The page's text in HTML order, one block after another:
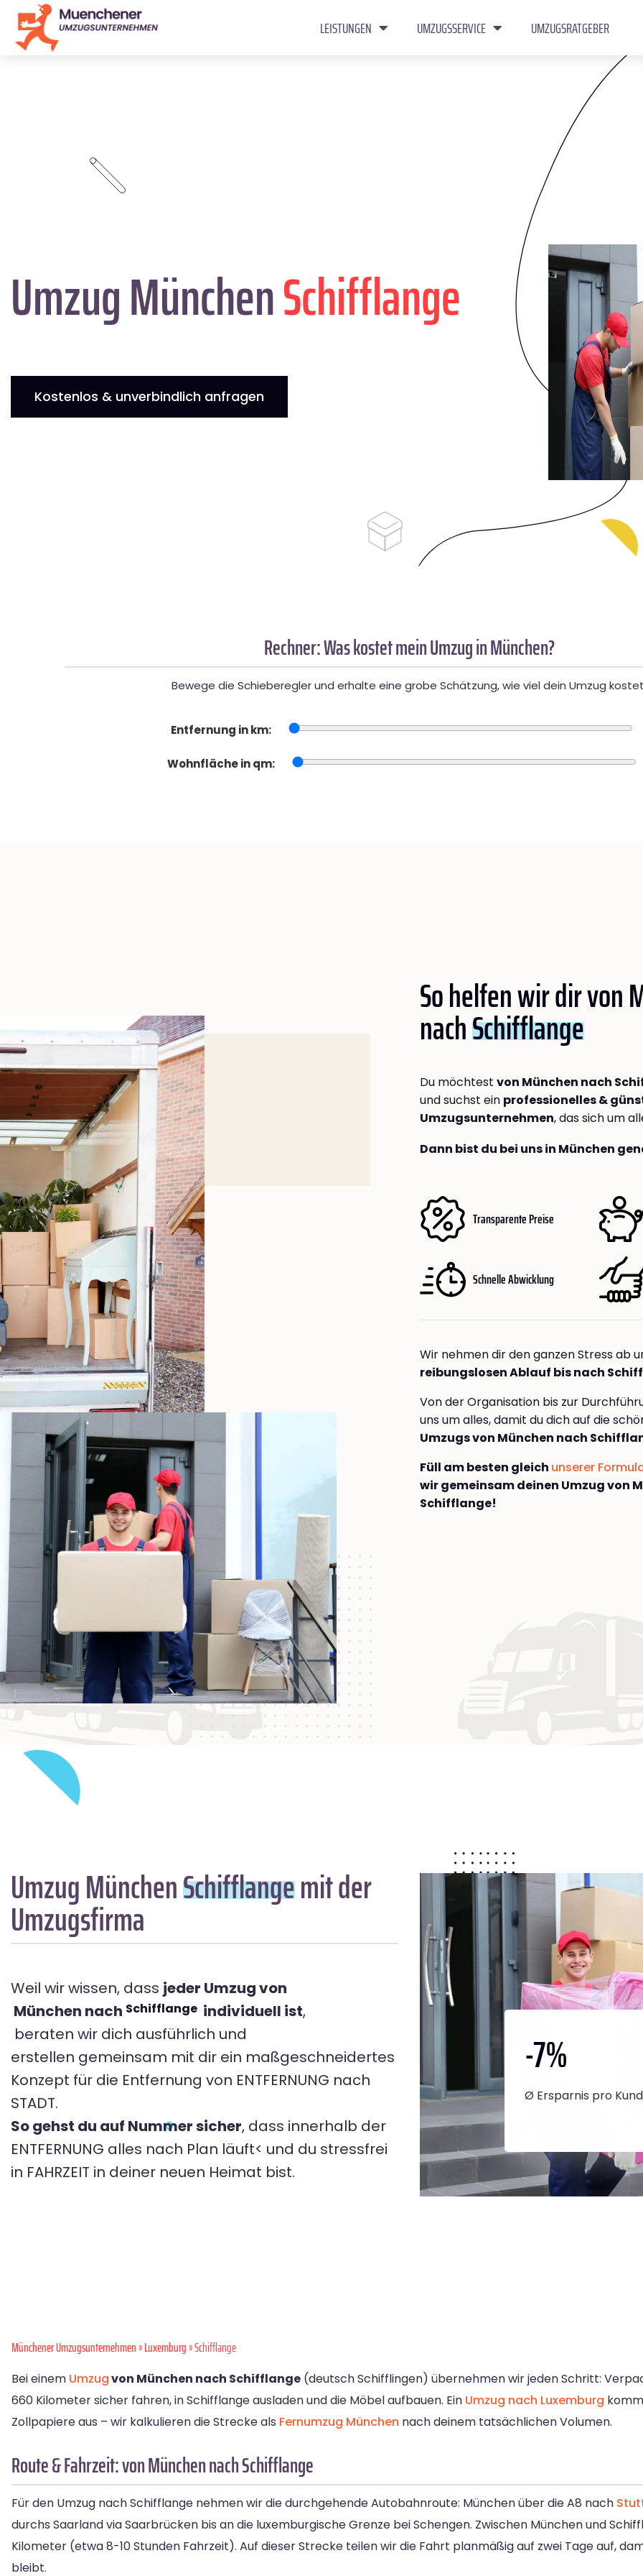
LEISTUNGEN UMZUGSSERVICE UMZUGSRATGEBER
Umzug MünchenSchifflange
Kostenlos & unverbindlich anfragen
Rechner: Was kostet mein Umzug in München?
Bewege die Schieberegler und erhalte eine grobe Schätzung, wie viel dein Umzug
Entfernung in km:
Wohnfläche in qm:
So helfen wir dir von
nachSchifflange
Du möchtest von München nach
und suchst ein professionelles &
Umzugsunternehmen, das sich um
Dann bist du bei uns in München
Transparente Preise
Schnelle Abwicklung
Wir nehmen dir den ganzen Stress ab
reibungslosen Ablauf bis nach
Von der Organisation bis zur
uns um alles, damit du dich auf die
Umzugs von München nach
Füll am besten gleich unserer
wir gemeinsam deinen Umzug von
Schifflange!
Umzug MünchenSchifflangemit der
Umzugsfirma
Weil wir wissen, dass jeder Umzug von
München nach Schifflange individuell ist,
beraten wir dich ausführlich und
erstellen gemeinsam mit dir ein maßgeschneidertes
Konzept für die Entfernung von ENTFERNUNG nach
STADT.
So gehst du auf Nummer sicher, dass innerhalb der
ENTFERNUNG alles nach Plan läuft< und du stressfrei
in FAHRZEIT in deiner neuen Heimat bist.
-7%
Ø Ersparnis pro
Münchener Umzugsunternehmen»Luxemburg» Schifflange
Bei einem Umzugvon München nach Schifflange (deutsch Schifflingen) übernehmen wir jeden Schritt:
660 Kilometer sicher fahren, in Schifflange ausladen und die Möbel aufbauen. Ein Umzug nach Luxemburg
Zollpapiere aus – wir kalkulieren die Strecke als Fernumzug München nach deinem tatsächlichen Volumen.
Route & Fahrzeit: von München nach Schifflange
Für den Umzug nach Schifflange nehmen wir die durchgehende Autobahnroute: München über die A8 nach
durchs Saarland via Saarbrücken bis an die luxemburgische Grenze bei Schengen. Zwischen München und
Kilometer (etwa 8-10 Stunden Fahrzeit). Auf dieser Strecke teilen wir die Fahrt planmäßig auf zwei Tage auf,
bleibt.